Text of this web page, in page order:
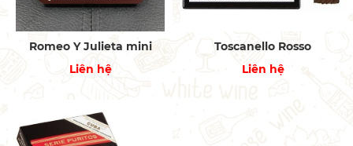
Romeo Y Julieta mini
Liên hệ
Toscanello Rosso
Liên hệ